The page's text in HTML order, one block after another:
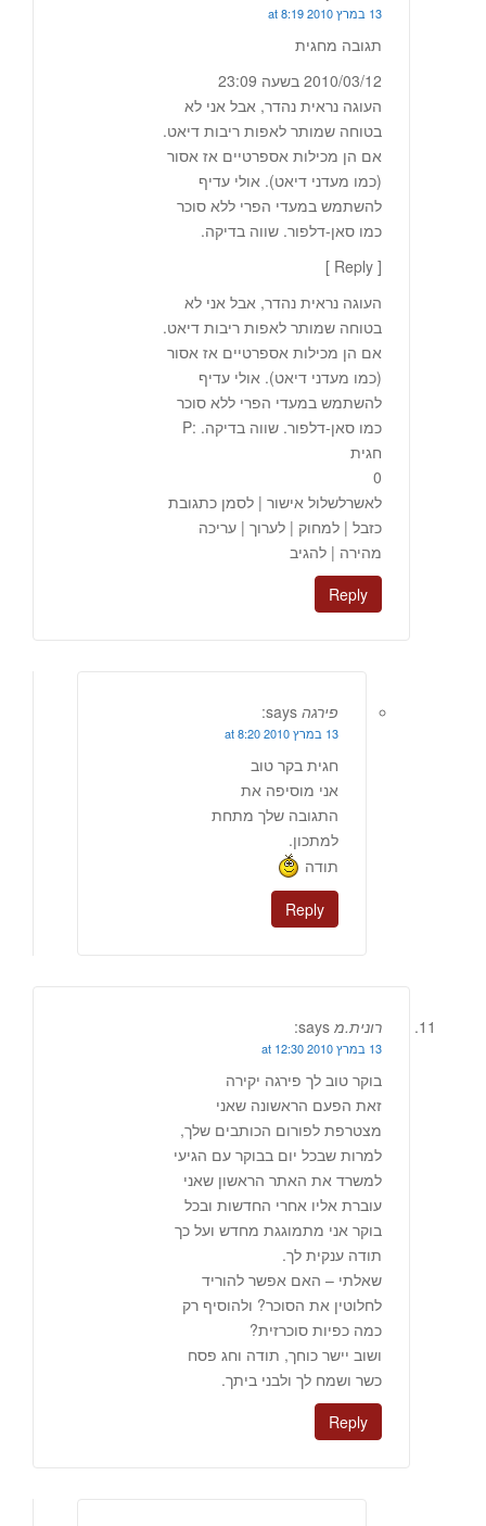
13 במרץ 2010 at 8:19
תגובה מחגית
2010/03/12 בשעה 23:09
העוגה נראית נהדר, אבל אני לא
בטוחה שמותר לאפות ריבות דיאט.
אם הן מכילות אספרטיים אז אסור
(כמו מעדני דיאט). אולי עדיף
להשתמש במעדי הפרי ללא סוכר
כמו סאן-דלפור. שווה בדיקה.
[ Reply ]
העוגה נראית נהדר, אבל אני לא
בטוחה שמותר לאפות ריבות דיאט.
אם הן מכילות אספרטיים אז אסור
(כמו מעדני דיאט). אולי עדיף
להשתמש במעדי הפרי ללא סוכר
כמו סאן-דלפור. שווה בדיקה. :P
חגית
0
לאשרלשלול אישור | לסמן כתגובת
כזבל | למחוק | לערוך | עריכה
מהירה | להגיב
Reply
פירגה says:
13 במרץ 2010 at 8:20
חגית בקר טוב
אני מוסיפה את
התגובה שלך מתחת
למתכון.
תודה
Reply
רונית.מ says:
13 במרץ 2010 at 12:30
בוקר טוב לך פירגה יקירה
זאת הפעם הראשונה שאני
מצטרפת לפורום הכותבים שלך,
למרות שבכל יום בבוקר עם הגיעי
למשרד את האתר הראשון שאני
עוברת אליו אחרי החדשות ובכל
בוקר אני מתמוגגת מחדש ועל כך
תודה ענקית לך.
שאלתי – האם אפשר להוריד
לחלוטין את הסוכר? ולהוסיף רק
כמה כפיות סוכרזית?
ושוב יישר כוחך, תודה וחג פסח
כשר ושמח לך ולבני ביתך.
Reply